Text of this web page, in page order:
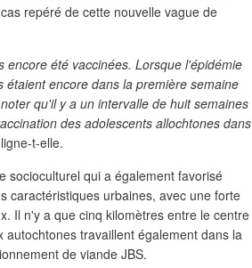
repéré de cette nouvelle vague de
été vaccinées. Lorsque l'épidémie
encore dans la première semaine
qu'il y a un intervalle de huit semaines
des adolescents allochtones dans
t-elle.
socioculturel qui a également favorisé
caractéristiques urbaines, avec une forte
Il n'y a que cinq kilomètres entre le centre
travaillent également dans la
de viande JBS.